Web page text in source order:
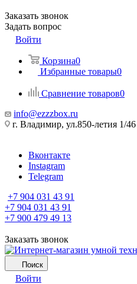
Заказать звонок
Задать вопрос
Войти
Корзина0
Избранные товары0
Сравнение товаров0
info@ezzzbox.ru
г. Владимир, ул.850-летия 1/
Вконтакте
Instagram
Telegram
+7 904 031 43 91
+7 904 031 43 91
+7 900 479 49 13
Заказать звонок
Поиск
Войти